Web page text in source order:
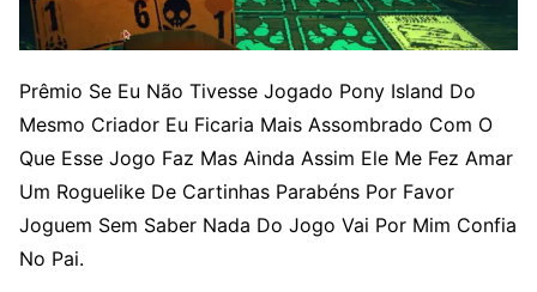
Prêmio Se Eu Não Tivesse Jogado Pony Island Do
Mesmo Criador Eu Ficaria Mais Assombrado Com O
Que Esse Jogo Faz Mas Ainda Assim Ele Me Fez Amar
Um Roguelike De Cartinhas Parabéns Por Favor
Joguem Sem Saber Nada Do Jogo Vai Por Mim Confia
No Pai.